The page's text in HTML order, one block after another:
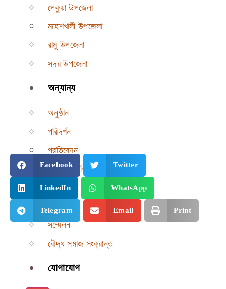
পেকুয়া উপজেলা
মহেশখালী উপজেলা
রামু উপজেলা
সদর উপজেলা
অন্যান্য
অনুষ্ঠান
পরিদর্শন
প্রতিবেদন
ফটো গ্যালারি
মতবিনিময়
সভা
সম্মেলন
বৌদ্ধ সমাজ সংক্রান্ত
যোগাযোগ
Facebook Twitter
LinkedIn WhatsApp
Telegram Email Print